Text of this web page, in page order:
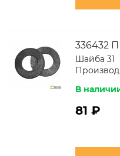
336432 П
Шайба 31
В
81 ₽